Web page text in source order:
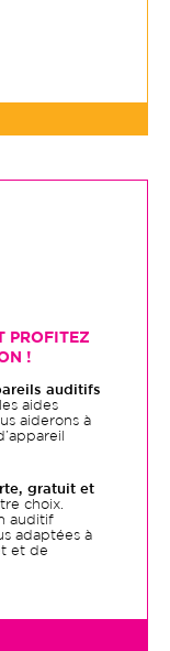
PROFITEZ
!
auditifs
aides
aiderons à
gratuit et
choix.
auditif
adaptées à
et de